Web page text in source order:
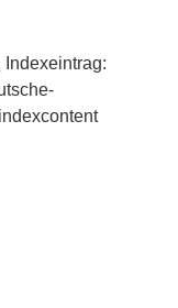
Indexeintrag: